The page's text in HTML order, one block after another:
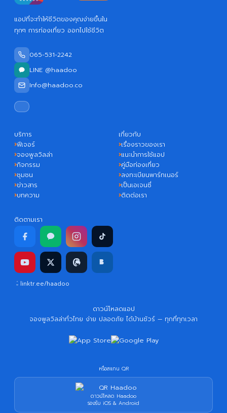
แอปที่จะทำให้ชีวิตของคุณง่ายขึ้นใน
ทุกๆ การท่องเที่ยว ออกไปใช้ชีวิต
065-531-2242
LINE @haadoo
Info@haadoo.co
บริการ
ฟีเจอร์
จองพูลวิลล่า
กิจกรรม
ชุมชน
ข่าวสาร
บทความ
เกี่ยวกับ
เรื่องราวของเรา
แนะนำการใช้แอป
คู่มือท่องเที่ยว
ลงทะเบียนพาร์ทเนอร์
เป็นเอเจนซี่
ติดต่อเรา
ติดตามเรา
linktr.ee/haadoo
ดาวน์โหลดแอป
จองพูลวิลล่าทั่วไทย ง่าย ปลอดภัย ได้บ้านชัวร์ — ทุกที่ทุกเวลา
หรือสแกน QR
ดาวน์โหลด Haadoo
รองรับ iOS & Android